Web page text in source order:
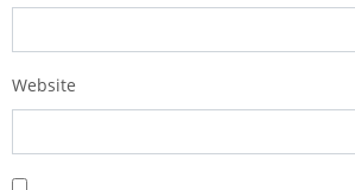
Website